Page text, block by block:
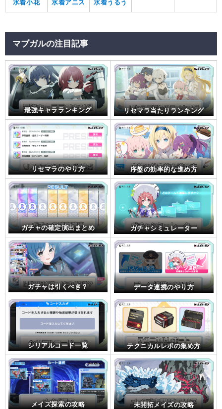
水着小花 水着アニス 水着うるう
マブガルの注目記事
最強キャラランキング リセマラ当たりランキング
リセマラのやり方 序盤の効率的な進め方
ガチャの確定演出まとめ ガチャシミュレーター
ガチャは引くべき？ データ連携のやり方
シリアルコード一覧 テクニカルレポの集め方
メイズ探索の攻略 未開拓メイズの攻略